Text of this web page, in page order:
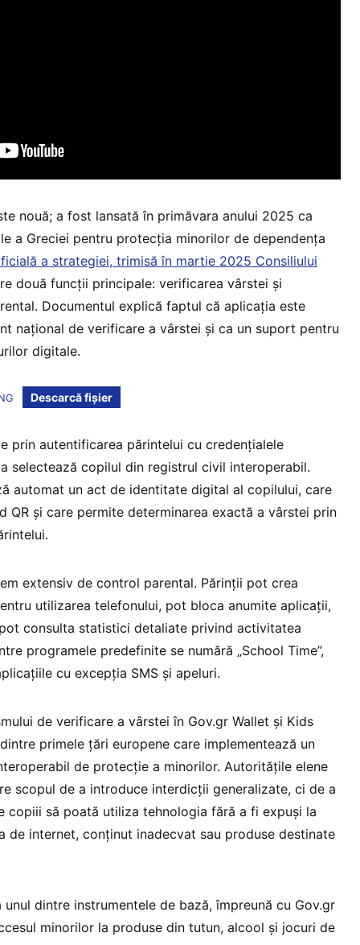
nouă; a fost lansată în primăvara anului 2025 ca
a Greciei pentru protecția minorilor de dependența
a strategiei, trimisă în martie 2025 Consiliului
două funcții principale: verificarea vârstei și
Documentul explică faptul că aplicația este
național de verificare a vârstei și ca un suport pentru
digitale.
Descarcă fișier
prin autentificarea părintelui cu credențialele
selectează copilul din registrul civil interoperabil.
automat un act de identitate digital al copilului, care
QR și care permite determinarea exactă a vârstei prin
extensiv de control parental. Părinții pot crea
utilizarea telefonului, pot bloca anumite aplicații,
consulta statistici detaliate privind activitatea
programele predefinite se numără „School Time”,
cu excepția SMS și apeluri.
de verificare a vârstei în Gov.gr Wallet și Kids
primele țări europene care implementează un
de protecție a minorilor. Autoritățile elene
scopul de a introduce interdicții generalizate, ci de a
copiii să poată utiliza tehnologia fără a fi expuși la
de internet, conținut inadecvat sau produse destinate
dintre instrumentele de bază, împreună cu Gov.gr
minorilor la produse din tutun, alcool și jocuri de